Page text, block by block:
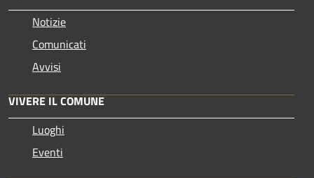
Notizie
Comunicati
Avvisi
VIVERE IL COMUNE
Luoghi
Eventi